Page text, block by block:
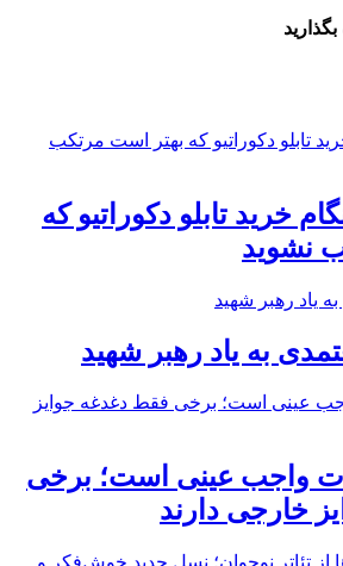
خرید تابلو دکوراتیو که
نشوید
به یاد رهبر شهید
واجب عینی است؛ برخی
خارجی دارند